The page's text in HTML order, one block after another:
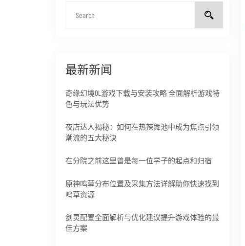
最新新闻
奇缘幻境OL游戏下载与安装攻略 全面解析游戏特
色与玩法优势
夜店达人揭秘：如何在热辣舞池中成为焦点引领
潮流的五大秘诀
在分院之前这里曾是每一位学子的起点和归宿
原神鸣草分布位置及采集方法详解助你快速找到
鸣草资源
剑灵配置全面解析与优化建议提升游戏体验的最
佳方案